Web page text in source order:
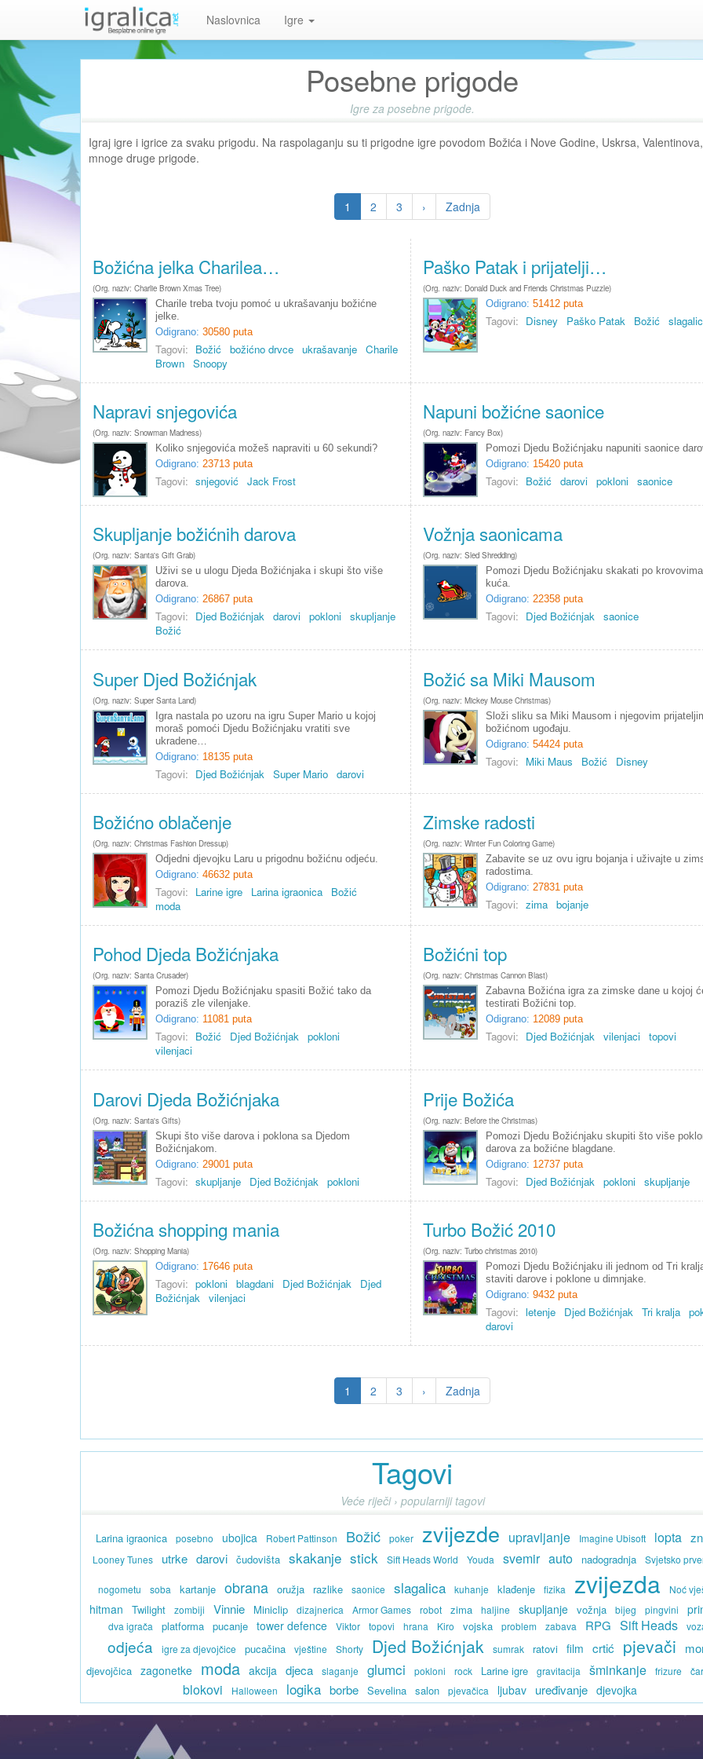
Naslovnica Igre
Posebne prigode
Igre za posebne prigode.
Igraj igre i igrice za svaku prigodu. Na raspolaganju su ti prigodne igre povodom Božića i Nove Godine, Uskrsa,
mnoge druge prigode.
1 2 3 › Zadnja
Božićna jelka Charilea…
(Org. naziv: Charlie Brown Xmas Tree)
Charile treba tvoju pomoć u ukrašavanju božićne
jelke.
Odigrano: 30580 puta
Tagovi: Božić božićno drvce ukrašavanje Charile
Brown Snoopy
Paško Patak i prijatelji…
(Org. naziv: Donald Duck and Friends Christmas Puzzle)
Odigrano: 51412 puta
Tagovi: Disney Paško Patak Božić
Napravi snjegovića
(Org. naziv: Snowman Madness)
Koliko snjegovića možeš napraviti u 60 sekundi?
Odigrano: 23713 puta
Tagovi: snjegović Jack Frost
Napuni božićne saonice
(Org. naziv: Fancy Box)
Pomozi Djedu Božićnjaku napuniti saonice
Odigrano: 15420 puta
Tagovi: Božić darovi pokloni saonice
Skupljanje božićnih darova
(Org. naziv: Santa's Gift Grab)
Uživi se u ulogu Djeda Božićnjaka i skupi što više
darova.
Odigrano: 26867 puta
Tagovi: Djed Božićnjak darovi pokloni skupljanje
Božić
Vožnja saonicama
(Org. naziv: Sled Shredding)
Pomozi Djedu Božićnjaku skakati po krovovima
kuća.
Odigrano: 22358 puta
Tagovi: Djed Božićnjak saonice
Super Djed Božićnjak
(Org. naziv: Super Santa Land)
Igra nastala po uzoru na igru Super Mario u kojoj
moraš pomoći Djedu Božićnjaku vratiti sve
ukradene…
Odigrano: 18135 puta
Tagovi: Djed Božićnjak Super Mario darovi
Božić sa Miki Mausom
(Org. naziv: Mickey Mouse Christmas)
Složi sliku sa Miki Mausom i njegovim
božićnom ugođaju.
Odigrano: 54424 puta
Tagovi: Miki Maus Božić Disney
Božićno oblačenje
(Org. naziv: Christmas Fashion Dressup)
Odjedni djevojku Laru u prigodnu božićnu odjeću.
Odigrano: 46632 puta
Tagovi: Larine igre Larina igraonica
Božić
moda
Zimske radosti
(Org. naziv: Winter Fun Coloring Game)
Zabavite se uz ovu igru bojanja i uživajte u
radostima.
Odigrano: 27831 puta
Tagovi: zima bojanje
Pohod Djeda Božićnjaka
(Org. naziv: Santa Crusader)
Pomozi Djedu Božićnjaku spasiti Božić tako da
poraziš zle vilenjake.
Odigrano: 11081 puta
Tagovi: Božić Djed Božićnjak pokloni
vilenjaci
Božićni top
(Org. naziv: Christmas Cannon Blast)
Zabavna Božićna igra za zimske dane u kojoj
testirati Božićni top.
Odigrano: 12089 puta
Tagovi: Djed Božićnjak vilenjaci topovi
Darovi Djeda Božićnjaka
(Org. naziv: Santa's Gifts)
Skupi što više darova i poklona sa Djedom
Božićnjakom.
Odigrano: 29001 puta
Tagovi: skupljanje Djed Božićnjak pokloni
Prije Božića
(Org. naziv: Before the Christmas)
Pomozi Djedu Božićnjaku skupiti što više
darova za božićne blagdane.
Odigrano: 12737 puta
Tagovi: Djed Božićnjak pokloni skupljanje
Božićna shopping mania
(Org. naziv: Shopping Mania)
Odigrano: 17646 puta
Tagovi: pokloni blagdani Djed Božićnjak
Djed
Božićnjak vilenjaci
Turbo Božić 2010
(Org. naziv: Turbo christmas 2010)
Pomozi Djedu Božićnjaku ili jednom od Tri
staviti darove i poklone u dimnjake.
Odigrano: 9432 puta
Tagovi: letenje Djed Božićnjak Tri kralja
darovi
1 2 3 › Zadnja
Tagovi
Veće riječi › popularniji tagovi
Larina igraonica posebno ubojica Robert Pattinson Božić poker zvijezde upravljanje Imagine Ubisoft lopta
Looney Tunes utrke darovi čudovišta skakanje stick Sift Heads World Youda svemir auto nadogradnja Svjetsko
nogometu soba kartanje obrana oružja razlike saonice slagalica kuhanje klađenje fizika zvijezda Noć
hitman Twilight zombiji Vinnie Miniclip dizajnerica Armor Games robot zima haljine skupljanje vožnja bijeg pingvini
dva igrača platforma pucanje tower defence Viktor topovi hrana Kiro vojska problem zabava RPG Sift Heads
odjeća igre za djevojčice pucačina vještine Shorty Djed Božićnjak sumrak ratovi film crtić pjevači
djevojčica zagonetke moda akcija djeca slaganje glumci pokloni rock Larine igre gravitacija šminkanje frizure
blokovi Halloween logika borbe Sevelina salon pjevačica ljubav uređivanje djevojka